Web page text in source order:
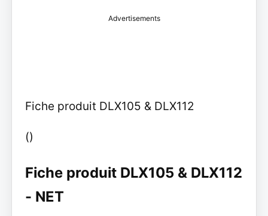
Advertisements
Fiche produit DLX105 & DLX112
()
Fiche produit DLX105 & DLX112
- NET